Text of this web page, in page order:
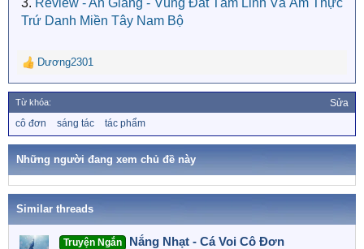
3. Review - An Giang - Vùng Đất Tâm Linh Và Ẩm Thực
Trứ Danh Miền Tây Nam Bộ
R
e
a
c
t
o
s
Dương2301
Từ khóa: Sửa
ừ
k
cô đơn sáng tác tác phẩm
Những người đang xem chủ đề này
Similar threads
Truyện Ngắn Nắng Nhạt - Cá Voi Cô Đơn